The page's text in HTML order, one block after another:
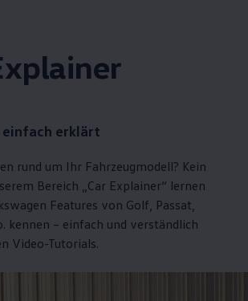
einfach erklärt
rund um Ihr Fahrzeugmodell? Kein
Bereich „Car Explainer“ lernen
Features von Golf Passat
kennen – einfach und verständlich
Video-Tutorials.